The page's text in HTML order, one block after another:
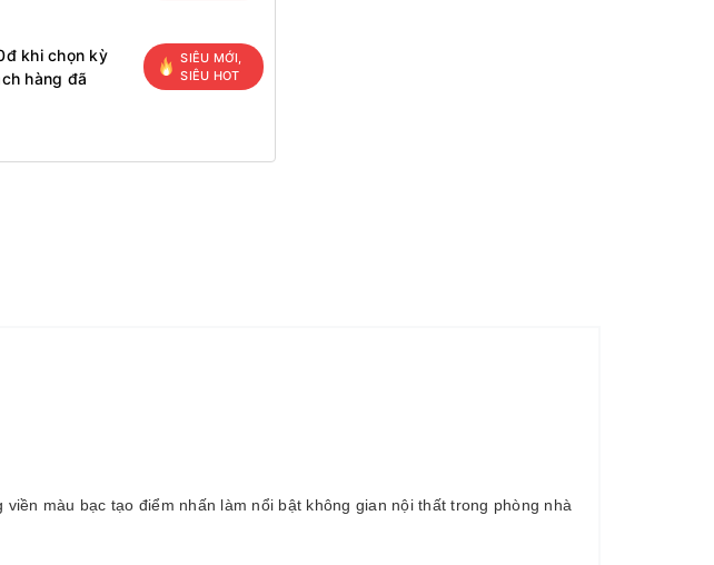
khi chọn kỳ
hàng đã
SIÊU MỚI,
SIÊU HOT
màu bạc tạo điểm nhấn làm nổi bật không gian nội thất trong phòng nhà